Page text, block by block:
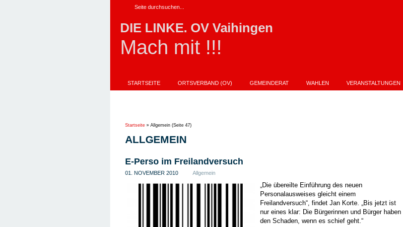
DIE LINKE. OV Vaihingen
Mach mit !!!
STARTSEITE ORTSVERBAND (OV) GEMEINDERAT WAHLEN VERANSTALTUNGEN
Startseite » Allgemein (Seite 47)
ALLGEMEIN
E-Perso im Freilandversuch
01. NOVEMBER 2010 Allgemein
„Die übereilte Einführung des neuen
Personalausweises gleicht einem
Freilandversuch“, findet Jan Korte. „Bis jetzt ist
nur eines klar: Die Bürgerinnen und Bürger haben
den Schaden, wenn es schief geht.“